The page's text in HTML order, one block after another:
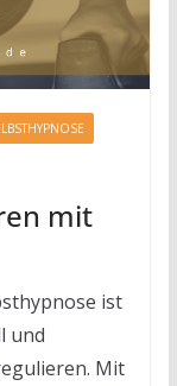
mit
ist
und
Mit